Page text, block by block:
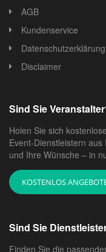
AGB
Kundenservice
Datenschutzerklärung
Disclaimer
Sind Sie
Holen Sie sich
Event-Dienstleistern
und Ihre Wünsche – in
KOSTENLOS
Sind Sie
Finden Sie die